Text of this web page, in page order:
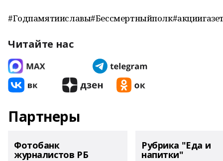
Читайте нас
Партнеры
Фотобанк
журналистов РБ
Рубрика "Еда и
напитки"